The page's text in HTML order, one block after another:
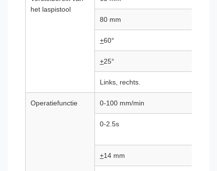
het laspistool
80 mm
+60°
+25°
Links, rechts.
Operatiefunctie 0-100 mm/min
0-2.5s
+14 mm